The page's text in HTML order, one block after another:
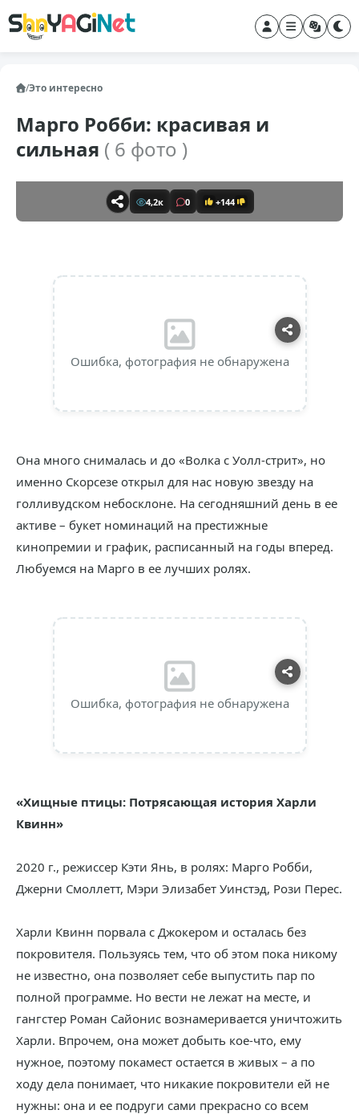
/Это интересно
Марго Робби: красивая и
сильная ( 6 фото )
4,2к 0 +144
Ошибка, фотография не обнаружена
Она много снималась и до «Волка с Уолл-стрит», но
именно Скорсезе открыл для нас новую звезду на
голливудском небосклоне. На сегодняшний день в ее
активе – букет номинаций на престижные
кинопремии и график, расписанный на годы вперед.
Любуемся на Марго в ее лучших ролях.
Ошибка, фотография не обнаружена
«Хищные птицы: Потрясающая история Харли
Квинн»
2020 г., режиссер Кэти Янь, в ролях: Марго Робби,
Джерни Смоллетт, Мэри Элизабет Уинстэд, Рози Перес.
Харли Квинн порвала с Джокером и осталась без
покровителя. Пользуясь тем, что об этом пока никому
не известно, она позволяет себе выпустить пар по
полной программе. Но вести не лежат на месте, и
гангстер Роман Сайонис вознамеривается уничтожить
Харли. Впрочем, она может добыть кое-что, ему
нужное, поэтому покамест остается в живых – а по
ходу дела понимает, что никакие покровители ей не
нужны: она и ее подруги сами прекрасно со всем